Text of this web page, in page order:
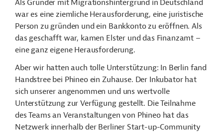
Als Gründer mit Migrationshintergrund in Deutschland
war es eine ziemliche Herausforderung, eine juristische
Person zu gründen und ein Bankkonto zu eröffnen. Als
das geschafft war, kamen Elster und das Finanzamt –
eine ganz eigene Herausforderung.
Aber wir hatten auch tolle Unterstützung: In Berlin fand
Handstree bei Phineo ein Zuhause. Der Inkubator hat
sich unserer angenommen und uns wertvolle
Unterstützung zur Verfügung gestellt. Die Teilnahme
des Teams an Veranstaltungen von Phineo hat das
Netzwerk innerhalb der Berliner Start-up-Community